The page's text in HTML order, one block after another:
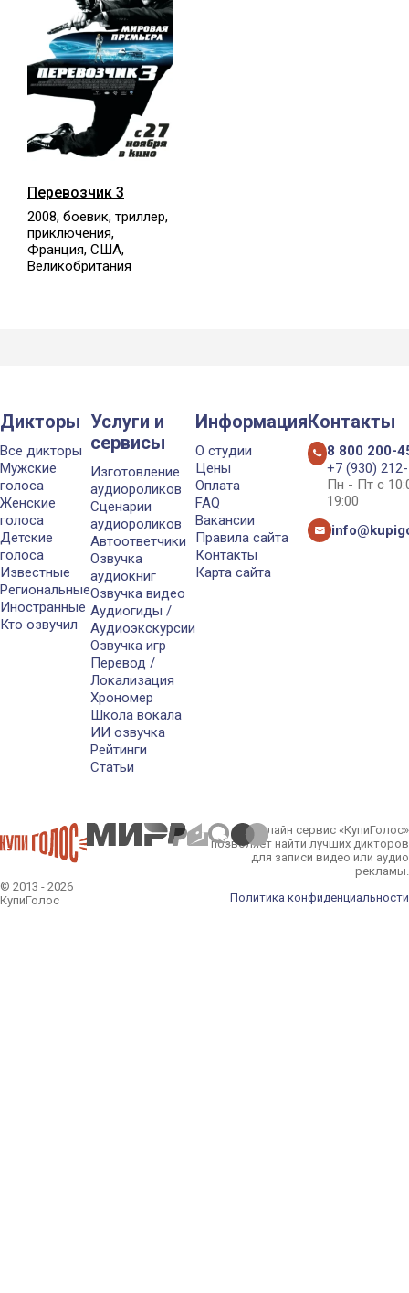
Перевозчик 3
2008, боевик, триллер,
приключения,
Франция, США,
Великобритания
Дикторы
Все дикторы
Мужские
голоса
Женские
голоса
Детские
голоса
Известные
Региональные
Иностранные
Кто озвучил
Услуги и
сервисы
Изготовление
аудиороликов
Сценарии
аудиороликов
Автоответчики
Озвучка
аудиокниг
Озвучка видео
Аудиогиды /
Аудиоэкскурсии
Озвучка игр
Перевод /
Локализация
Хрономер
Школа вокала
ИИ озвучка
Рейтинги
Статьи
Информация
О студии
Цены
Оплата
FAQ
Вакансии
Правила сайта
Контакты
Карта сайта
Контакты
8 800 200-
+7 (930)
Пн - Пт с
19:00
© 2013 - 2026
КупиГолос
Онлайн сервис «КупиГолос»
позволяет найти лучших дикторов
для записи видео или аудио
рекламы.
Политика конфиденциальности